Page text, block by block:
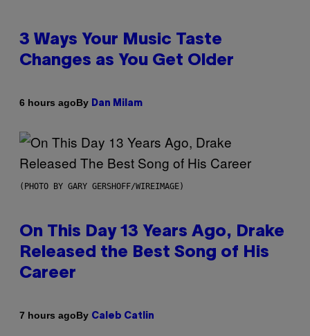
3 Ways Your Music Taste
Changes as You Get Older
6 hours agoBy Dan Milam
(PHOTO BY GARY GERSHOFF/WIREIMAGE)
On This Day 13 Years Ago, Drake
Released the Best Song of His
Career
7 hours agoBy Caleb Catlin